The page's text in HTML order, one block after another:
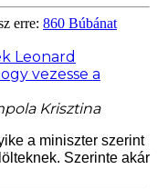
erre: 860 Búbánat
Leonard
vezesse a
Krisztina
a miniszter szerint
Szerinte akár